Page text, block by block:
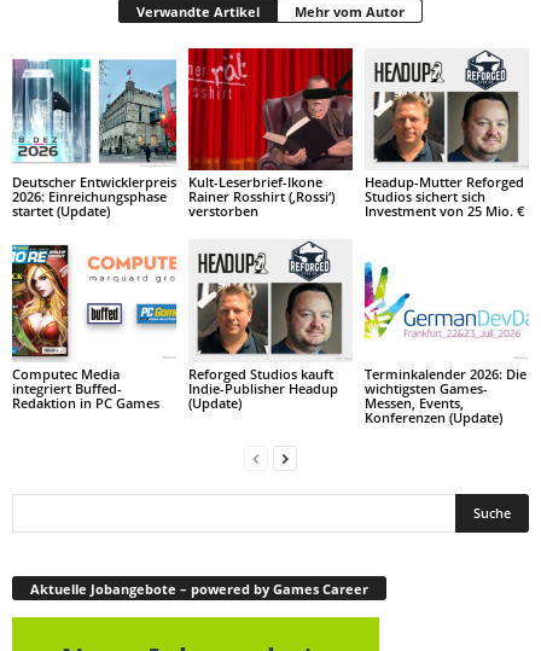
Verwandte Artikel Mehr vom Autor
Deutscher Entwicklerpreis
2026: Einreichungsphase
startet (Update)
Kult-Leserbrief-Ikone
Rainer Rosshirt (‚Rossi‘)
verstorben
Headup-Mutter Reforged
Studios sichert sich
Investment von 25 Mio. €
Computec Media
integriert Buffed-
Redaktion in PC Games
Reforged Studios kauft
Indie-Publisher Headup
(Update)
Terminkalender 2026: Die
wichtigsten Games-
Messen, Events,
Konferenzen (Update)
Aktuelle Jobangebote – powered by Games Career